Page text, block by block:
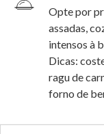
Opte por
assadas,
intensos à
Dicas:
ragu de
forno de